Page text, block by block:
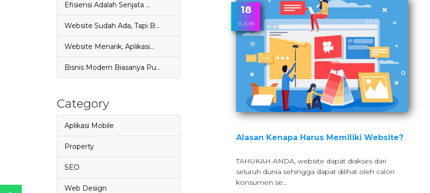
Efisiensi Adalah Senjata …
Website Sudah Ada, Tapi B…
Website Menarik, Aplikasi…
Bisnis Modern Biasanya Pu…
Category
Aplikasi Mobile
Property
SEO
Web Design
18
9, 2018
Alasan Kenapa Harus Memiliki Website?
TAHUKAH ANDA, website dapat diakses dari
seluruh dunia sehingga dapat dilihat oleh calon
konsumen se…